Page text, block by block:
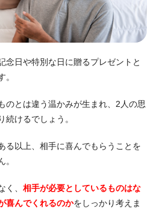
念日や特別な日に贈るプレゼントと
。
のとは違う温かみが生まれ、2人の思
続けるでしょう。
る以上、相手に喜んでもらうことを
。
く、 相手が必要としているものはな
喜んでくれるのかをしっかり考えま